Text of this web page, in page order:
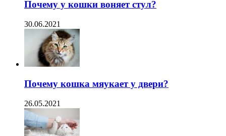
Почему у кошки воняет стул?
30.06.2021
Почему кошка мяукает у двери?
26.05.2021